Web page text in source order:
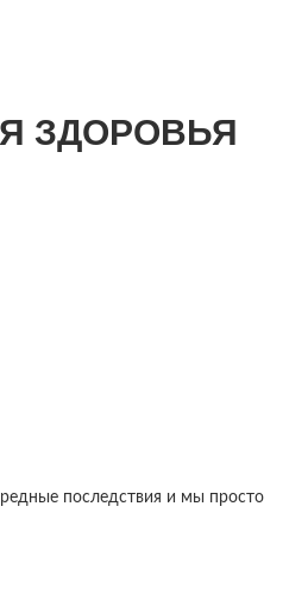
ЗДОРОВЬЯ
последствия и мы просто